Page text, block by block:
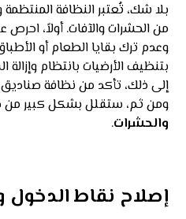
بلا شك، تُعتبر النظافة
من الحشرات والآفات. أولاً،
وعدم ترك بقايا الطعام أو
بتنظيف الأرضيات بانتظام وإزالة
إلى ذلك، تأكد من نظافة صناديق
ومن ثم، ستقلل بشكل كبير من
والحشرات.
إصلاح نقاط